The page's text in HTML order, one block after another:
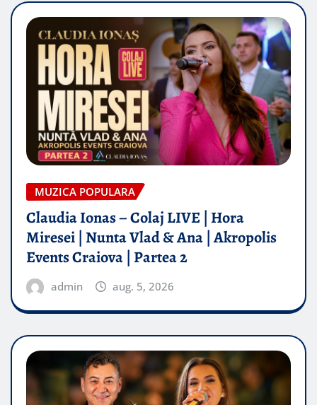
MUZICA POPULARA
Claudia Ionas – Colaj LIVE | Hora
Miresei | Nunta Vlad & Ana | Akropolis
Events Craiova | Partea 2
admin aug. 5, 2026